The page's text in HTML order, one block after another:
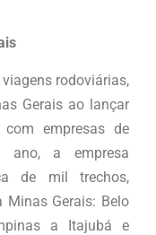
rodoviárias,
Gerais ao lançar
empresas de
ano, a empresa
de mil trechos,
Minas Gerais: Belo
a Itajubá e